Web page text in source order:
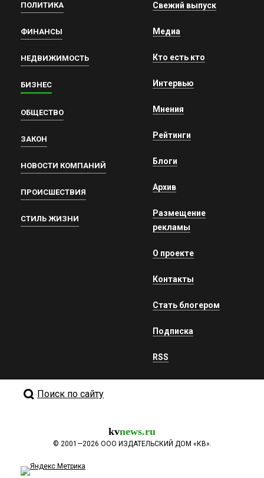
ПОЛИТИКА
ФИНАНСЫ
НЕДВИЖИМОСТЬ
БИЗНЕС
ОБЩЕСТВО
ЗАКОН
НОВОСТИ КОМПАНИЙ
ПРОИСШЕСТВИЯ
СТИЛЬ ЖИЗНИ
Свежий выпуск
Медиа
Кто есть кто
Интервью
Мнения
Рейтинги
Блоги
Архив
Размещение
рекламы
О проекте
Контакты
Стать блогером
Подписка
RSS
Поиск по сайту
kvnews.ru
© 2001—2026 ООО ИЗДАТЕЛЬСКИЙ ДОМ «КВ».